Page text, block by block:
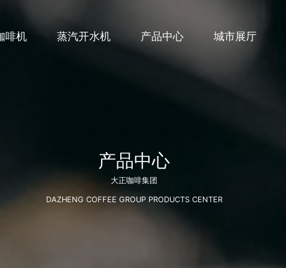
啡机 蒸汽开水机 产品中心 城市展厅
产品中心
大正咖啡集团
DAZHENG COFFEE GROUP PRODUCTS CENTER